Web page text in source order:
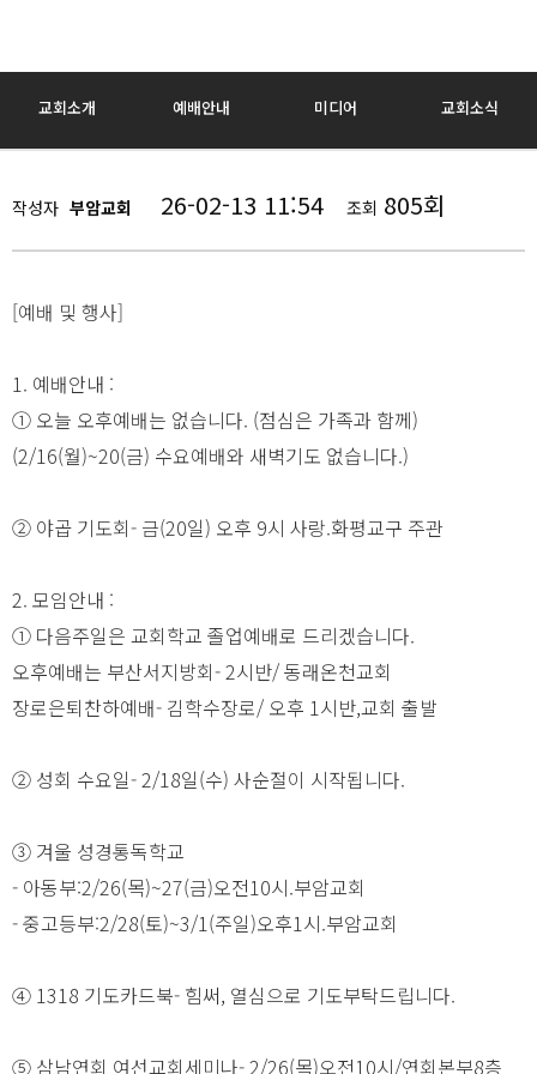
교회소개 예배안내 미디어 교회소식
작성자 부암교회 26-02-13 11:54 조회 805회
[예배 및 행사]
1. 예배안내 :
① 오늘 오후예배는 없습니다. (점심은 가족과 함께)
(2/16(월)~20(금) 수요예배와 새벽기도 없습니다.)
② 야곱 기도회- 금(20일) 오후 9시 사랑.화평교구 주관
2. 모임안내 :
① 다음주일은 교회학교 졸업예배로 드리겠습니다.
오후예배는 부산서지방회- 2시반/ 동래온천교회
장로은퇴찬하예배- 김학수장로/ 오후 1시반,교회 출발
② 성회 수요일- 2/18일(수) 사순절이 시작됩니다.
③ 겨울 성경통독학교
- 아동부:2/26(목)~27(금)오전10시.부암교회
- 중고등부:2/28(토)~3/1(주일)오후1시.부암교회
④ 1318 기도카드북- 힘써, 열심으로 기도부탁드립니다.
⑤ 삼남연회 여선교회세미나- 2/26(목)오전10시/연회본부8층